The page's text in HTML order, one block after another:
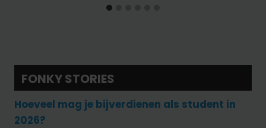
FONKY STORIES
Hoeveel mag je bijverdienen als student in
2026?